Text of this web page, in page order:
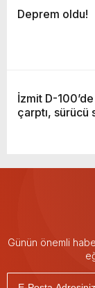
Deprem oldu!
İzmit D-
çarptı, sürücü
Günün önemli